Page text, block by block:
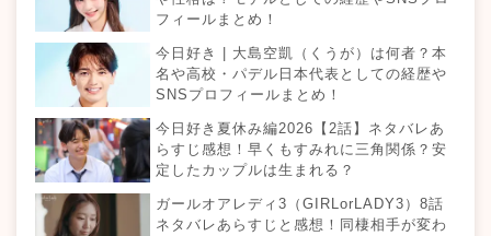
フィールまとめ！
今日好き | 大島空凱（くうが）は何者？本
名や高校・パデル日本代表としての経歴や
SNSプロフィールまとめ！
今日好き夏休み編2026【2話】ネタバレあ
らすじ感想！早くもすみれに三角関係？安
定したカップルは生まれる？
ガールオアレディ3（GIRLorLADY3）8話
ネタバレあらすじと感想！同棲相手が変わ